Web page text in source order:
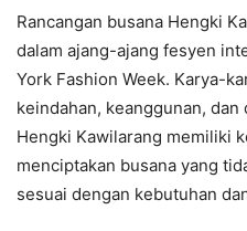
Rancangan busana Hengki
dalam ajang-ajang fesyen
York Fashion Week. Karya-
keindahan, keanggunan, dan
Hengki Kawilarang memiliki
menciptakan busana yang
sesuai dengan kebutuhan